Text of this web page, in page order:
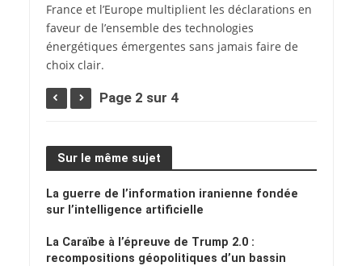
France et l’Europe multiplient les déclarations en
faveur de l’ensemble des technologies
énergétiques émergentes sans jamais faire de
choix clair.
Page 2 sur 4
Sur le même sujet
La guerre de l’information iranienne fondée
sur l’intelligence artificielle
La Caraïbe à l’épreuve de Trump 2.0 :
recompositions géopolitiques d’un bassin